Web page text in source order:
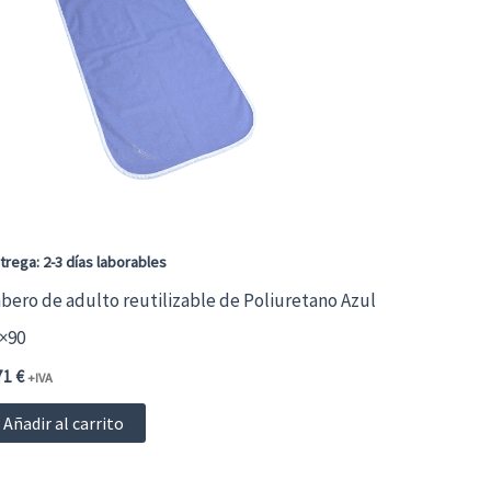
opciones
elegir
de
2-3 días laborables
de adulto reutilizable de Poliuretano Azul
€ +IVA
Añadir al carrito